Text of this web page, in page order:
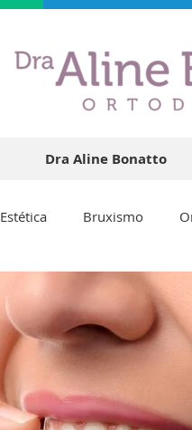
Dra Aline Bonatto
Estética Bruxismo